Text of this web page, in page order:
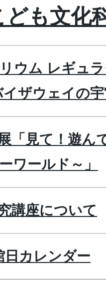
ども文化
ウム レギュ
ザウェイの
「見て！遊ん
ワールド～」
講座について
日カレンダー